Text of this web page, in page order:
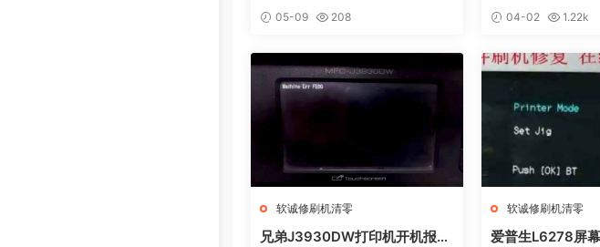
集器已满
05-09 208 04-02 1.22k
软诚修刷机清零
兄弟J3930DW打印机开机报错
软诚修刷机清零
爱普生L6278屏